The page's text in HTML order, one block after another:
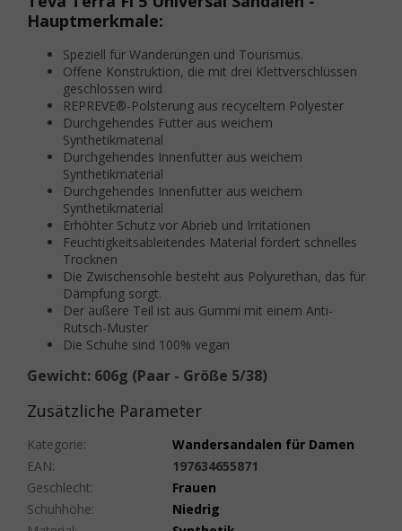
Hauptmerkmale:
Speziell für Wanderungen und Tourismus.
Offene Konstruktion, die mit drei Klettverschlüssen
geschlossen wird
REPREVE®-Polsterung aus recyceltem Polyester
Durchgehendes Futter aus weichem
Synthetikmaterial
Durchgehendes Innenfutter aus weichem
Synthetikmaterial
Durchgehendes Innenfutter aus weichem
Synthetikmaterial
Erhöhter Schutz vor Abrieb und Irritationen
Feuchtigkeitsableitendes Material fördert schnelles
Trocknen
Die Zwischensohle besteht aus Polyurethan, das für
Dämpfung sorgt.
Der äußere Teil ist aus Gummi mit einem Anti-
Rutsch-Muster
Die Schuhe sind 100% vegan
Gewicht: 606g (Paar - Größe 5/38)
Zusätzliche Parameter
Kategorie:
Wandersandalen für Damen
EAN:
197634655871
Geschlecht:
Frauen
Schuhhöhe:
Niedrig